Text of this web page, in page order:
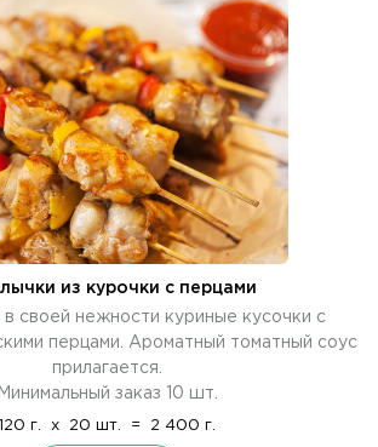
из курочки с перцами
своей нежности куриные кусочки с
перцами. Ароматный томатный соус
прилагается.
Минимальный заказ 10 шт.
120 г. x 20 шт. = 2 400 г.